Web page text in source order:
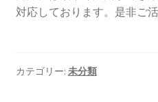
対応しております。是非ご活
カテゴリー: 未分類